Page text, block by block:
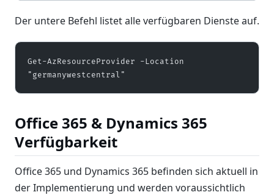
Der untere Befehl listet alle verfügbaren Dienste auf.
Get-AzResourceProvider -Location
"germanywestcentral"
Office 365 & Dynamics 365
Verfügbarkeit
Office 365 und Dynamics 365 befinden sich aktuell in
der Implementierung und werden voraussichtlich